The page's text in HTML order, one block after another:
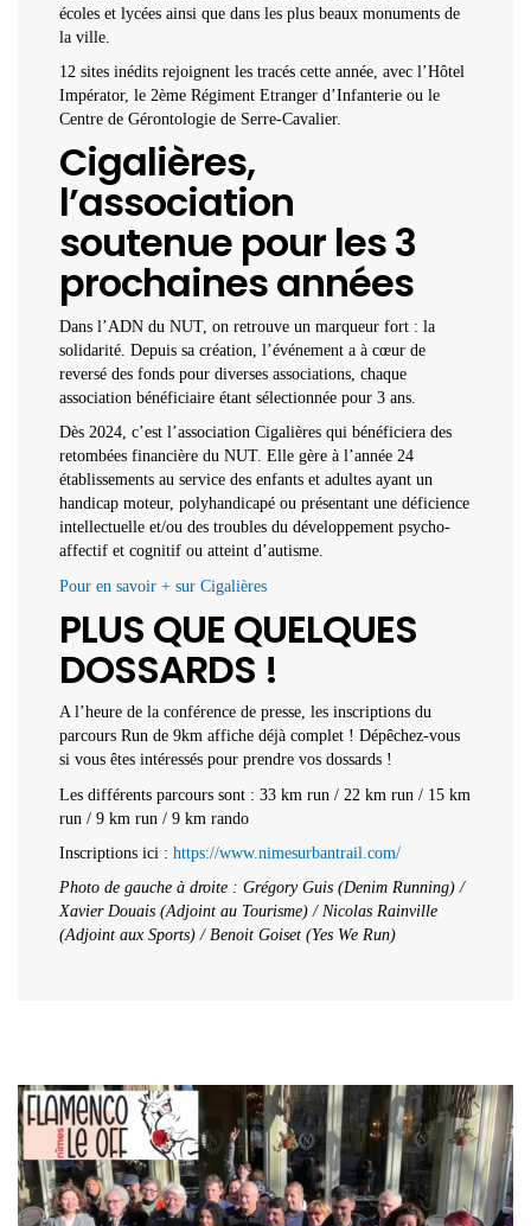
écoles et lycées ainsi que dans les plus beaux monuments de
la ville.
12 sites inédits rejoignent les tracés cette année, avec l’Hôtel
Impérator, le 2ème Régiment Etranger d’Infanterie ou le
Centre de Gérontologie de Serre-Cavalier.
Cigalières,
l’association
soutenue pour les 3
prochaines années
Dans l’ADN du NUT, on retrouve un marqueur fort : la
solidarité. Depuis sa création, l’événement a à cœur de
reversé des fonds pour diverses associations, chaque
association bénéficiaire étant sélectionnée pour 3 ans.
Dès 2024, c’est l’association Cigalières qui bénéficiera des
retombées financière du NUT. Elle gère à l’année 24
établissements au service des enfants et adultes ayant un
handicap moteur, polyhandicapé ou présentant une déficience
intellectuelle et/ou des troubles du développement psycho-
affectif et cognitif ou atteint d’autisme.
Pour en savoir + sur Cigalières
PLUS QUE QUELQUES
DOSSARDS !
A l’heure de la conférence de presse, les inscriptions du
parcours Run de 9km affiche déjà complet ! Dépêchez-vous
si vous êtes intéressés pour prendre vos dossards !
Les différents parcours sont : 33 km run / 22 km run / 15 km
run / 9 km run / 9 km rando
Inscriptions ici : https://www.nimesurbantrail.com/
Photo de gauche à droite : Grégory Guis (Denim Running) /
Xavier Douais (Adjoint au Tourisme) / Nicolas Rainville
(Adjoint aux Sports) / Benoit Goiset (Yes We Run)